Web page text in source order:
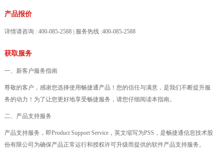
产品报价
详情请咨询 : 400-085-2588 | 服务热线 :400-085-2588
获取服务
一、新客户服务指南
尊敬的客户，感谢您选择使用畅捷通产品！您的信任与满意，是我们不断提升服
务的动力！为了让您更好地享受畅捷服务，请您仔细阅读本指南。
二、产品支持服务
产品支持服务，即Product Support Service，英文缩写为PSS，是畅捷通信息技术股
份有限公司为确保产品正常运行和授权许可升级而提供的软件产品支持服务。